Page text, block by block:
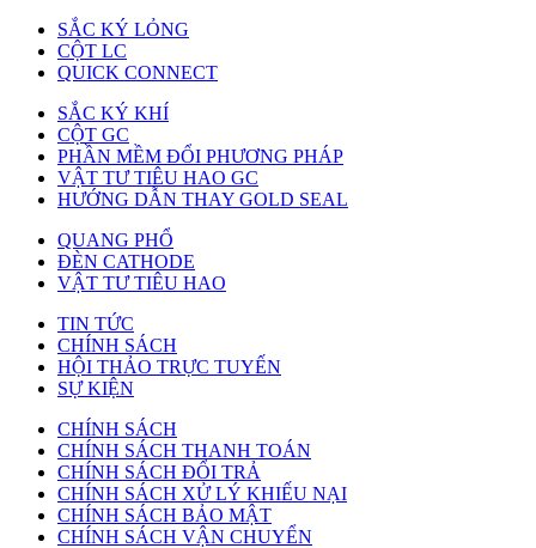
SẮC KÝ LỎNG
CỘT LC
QUICK CONNECT
SẮC KÝ KHÍ
CỘT GC
PHẦN MỀM ĐỔI PHƯƠNG PHÁP
VẬT TƯ TIÊU HAO GC
HƯỚNG DẪN THAY GOLD SEAL
QUANG PHỔ
ĐÈN CATHODE
VẬT TƯ TIÊU HAO
TIN TỨC
CHÍNH SÁCH
HỘI THẢO TRỰC TUYẾN
SỰ KIỆN
CHÍNH SÁCH
CHÍNH SÁCH THANH TOÁN
CHÍNH SÁCH ĐỔI TRẢ
CHÍNH SÁCH XỬ LÝ KHIẾU NẠI
CHÍNH SÁCH BẢO MẬT
CHÍNH SÁCH VẬN CHUYỂN